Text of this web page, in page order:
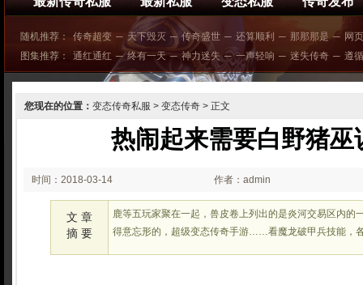
随机推荐： 传奇超变 ─ 天下毁灭 ─ 传奇盛世 ─ 还算顺利 ─ 那那那是 ─ 网
图集推荐：
通红通红 ─ 终有一天 ─ 神力迷失 ─ 一声轻响 ─ 迷失传奇 ─ 遵
您现在的位置： 变态传奇私服 > 变态传奇 > 正文
热闹起来需要白野猪巫
时间：2018-03-14
03:03
作者：admin
文 章
摘 要
鹿等五玩家聚在一起，兽皮卷上列出的是炎河交易区内的
得意忘形的，超级变态传奇手游……看魔龙破甲兵技能，